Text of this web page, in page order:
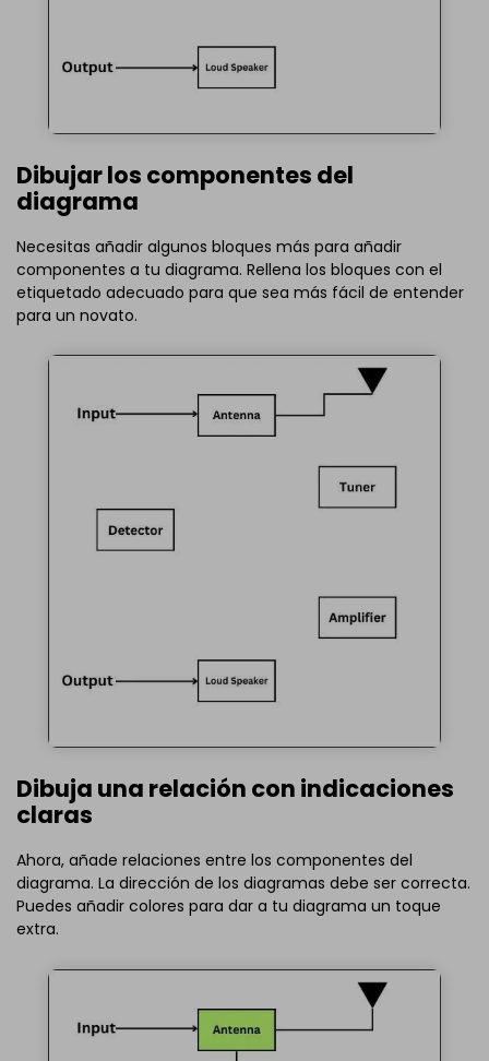
Dibujar los componentes del
diagrama
Necesitas añadir algunos bloques más para añadir
componentes a tu diagrama. Rellena los bloques con el
etiquetado adecuado para que sea más fácil de entender
para un novato.
Dibuja una relación con indicaciones
claras
Ahora, añade relaciones entre los componentes del
diagrama. La dirección de los diagramas debe ser correcta.
Puedes añadir colores para dar a tu diagrama un toque
extra.